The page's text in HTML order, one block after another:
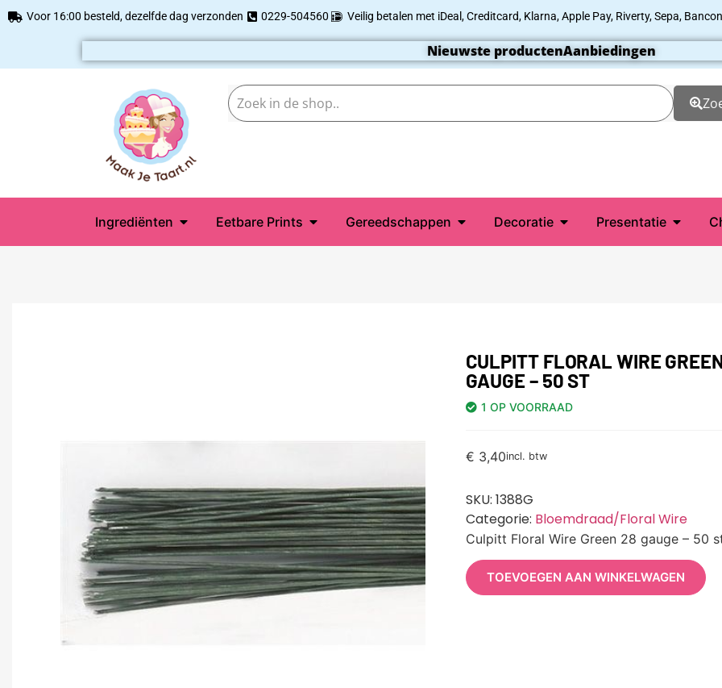
Voor 16:00 besteld, dezelfde dag verzonden 0229-504560 Veilig betalen met iDeal, Creditcard, Klarna, Apple Pay, Riverty, Sepa,
Nieuwste productenAanbiedingen
Ingrediënten Eetbare Prints Gereedschappen Decoratie Presentatie
CULPITT FLORAL WIRE
GAUGE – 50 ST
1 OP VOORRAAD
€ 3,40incl. btw
SKU: 1388G
Categorie: Bloemdraad/Floral Wire
Culpitt Floral Wire Green 28 gauge – 50
TOEVOEGEN AAN WINKELWAGEN